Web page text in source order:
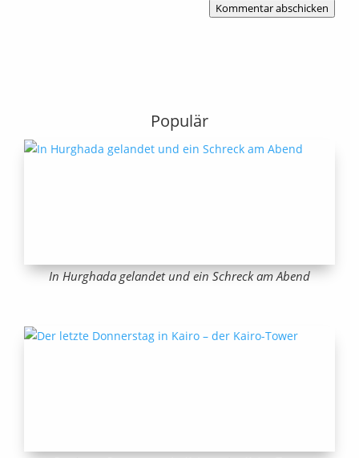
Kommentar abschicken
Populär
In Hurghada gelandet und ein Schreck am Abend